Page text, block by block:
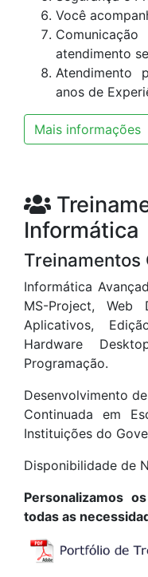
Você
atendimento
Atendimento
anos de
Mais informações
Informática
Informática
MS-Project, Web
Aplicativos,
Hardware
Programação.
Desenvolvimento
Continuada em
Instituições do
Disponibilidade de
Personalizamos
todas as